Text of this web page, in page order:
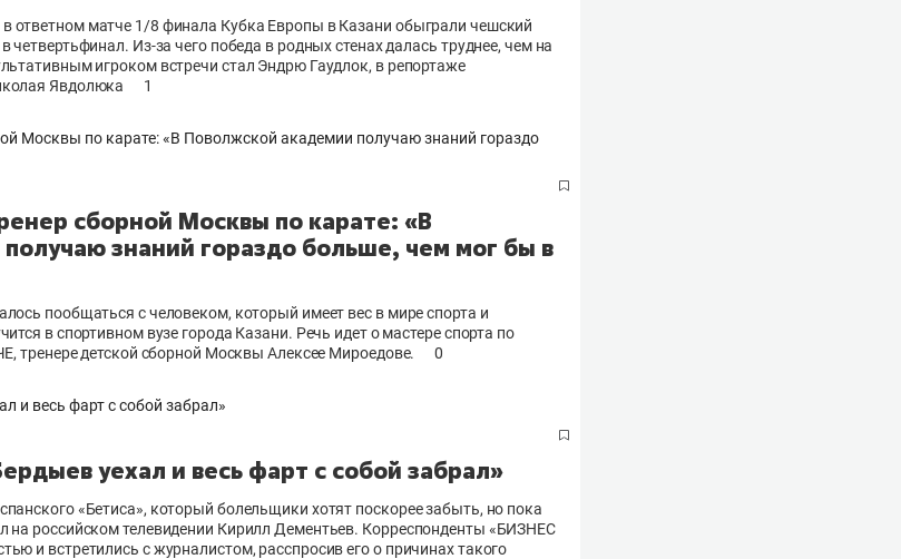
ответном матче 1/8 финала Кубка Европы в Казани обыграли чешский
Из-за чего победа в родных стенах далась труднее, чем на
игроком встречи стал Эндрю Гаудлок, в репортаже
Явдолюка
1
сборной Москвы по карате: «В
знаний гораздо больше, чем мог бы в
пообщаться с человеком, который имеет вес в мире спорта и
в спортивном вузе города Казани. Речь идет о мастере спорта по
тренере детской сборной Москвы Алексее Мироедове.
0
уехал и весь фарт с собой забрал»
«Бетиса», который болельщики хотят поскорее забыть, но пока
на российском телевидении Кирилл Дементьев. Корреспонденты «БИЗНЕС
и встретились с журналистом, расспросив его о причинах такого